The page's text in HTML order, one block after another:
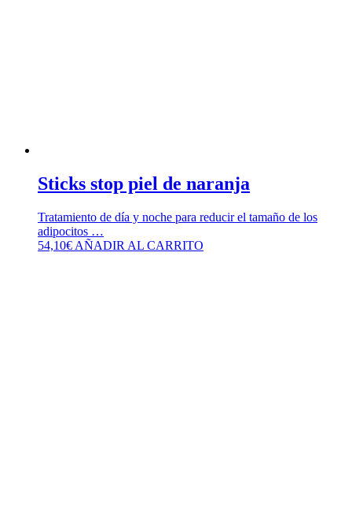
Sticks stop piel de naranja
Tratamiento de día y noche para reducir el tamaño de los
adipocitos …
54,10€ AÑADIR AL CARRITO